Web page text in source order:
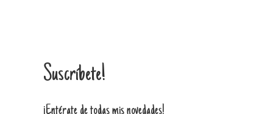
Suscríbete!
¡Entérate de todas mis novedades!